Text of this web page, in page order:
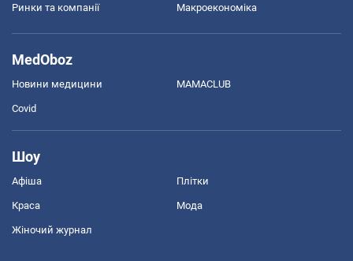
Ринки та компанії Макроекономіка
MedOboz
Новини медицини MAMACLUB
Covid
Шоу
Афіша Плітки
Краса Мода
Жіночий журнал